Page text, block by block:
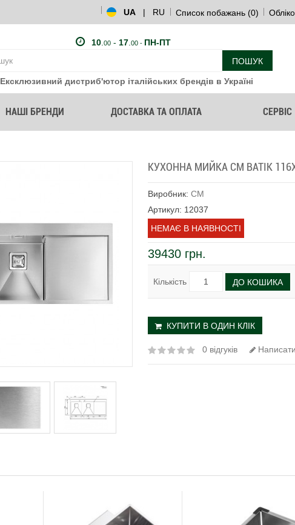
UA | RU Список побажань (0)
10. 00- 17. 00 - ПН-ПТ
ПОШУК
Ексклюзивний дистриб'ютор італійських брендів в Україні
НАШІ БРЕНДИ ДОСТАВКА ТА ОПЛАТА СЕРВІС
КУХОННА МИЙКА CM BATIK
Виробник:CM
Артикул: 12037
НЕМАЄ В НАЯВНОСТІ
39430 грн.
Кількість ДО КОШИКА
КУПИТИ В ОДИН КЛІК
0 відгуків Написати